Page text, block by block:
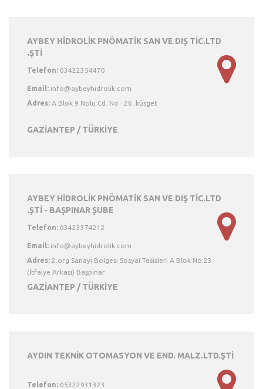
AYBEY HİDROLİK PNÖMATİK SAN VE DIŞ TİC.LTD
.ŞTİ
Telefon: 03422354470
Email:
Adres: A Blok 9 Nolu Cd. No : 26 .küsget
GAZİANTEP / TÜRKİYE
AYBEY HİDROLİK PNÖMATİK SAN VE DIŞ TİC.LTD
.ŞTİ - BAŞPINAR ŞUBE
Telefon: 03423374212
Email:
Adres: 2.org Sanayi Bölgesi Sosyal Tesisleri A Blok No:23
(İtfaiye Arkası) Başpınar
GAZİANTEP / TÜRKİYE
AYDIN TEKNİK OTOMASYON VE END. MALZ.LTD.ŞTİ
Telefon: 05322931323